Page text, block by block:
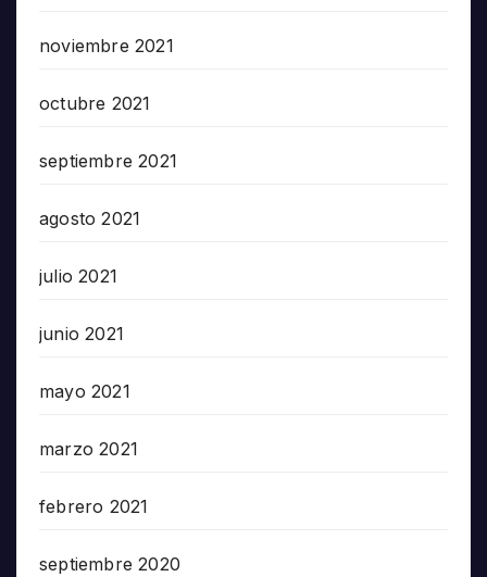
noviembre 2021
octubre 2021
septiembre 2021
agosto 2021
julio 2021
junio 2021
mayo 2021
marzo 2021
febrero 2021
septiembre 2020